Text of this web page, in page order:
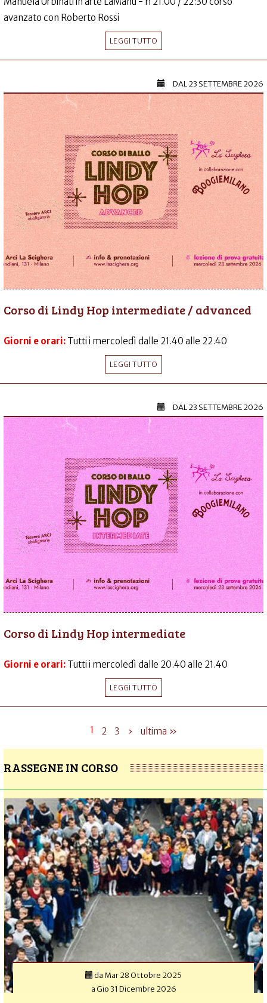
avanzato con Roberto Rossi
LEGGI TUTTO
DAL23 SETTEMBRE 2026
Corso di Lindy Hop intermediate / advanced
Giorni e orari: Tutti i mercoledì dalle 21.40 alle 22.40
LEGGI TUTTO
DAL23 SETTEMBRE 2026
Corso di Lindy Hop intermediate
Giorni e orari: Tutti i mercoledì dalle 20.40 alle 21.40
LEGGI TUTTO
1 2 3 › ultima »
RASSEGNE IN CORSO
da Mar 28 Ottobre 2025
aGio 31 Dicembre 2026